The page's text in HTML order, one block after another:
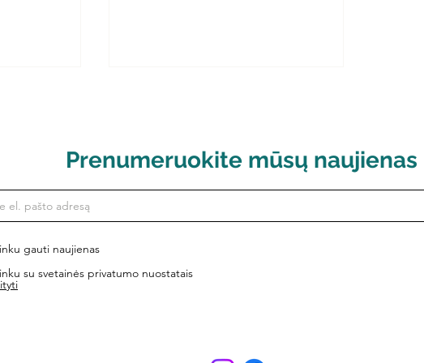
Liepos 6-ąją – Valstybės
Prenumeruokite mūsų naujienas
gauti naujienas
su svetainės privatumo nuostatais